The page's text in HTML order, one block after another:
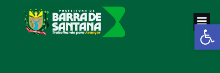
Abrir
Pular
para
o
conteúdo